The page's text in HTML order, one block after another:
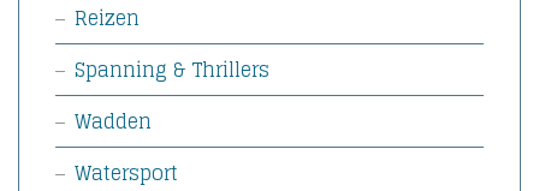
Reizen
Spanning & Thrillers
Wadden
Watersport